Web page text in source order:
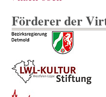
Förderer der